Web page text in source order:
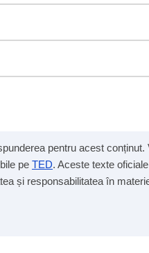
pentru acest conținut.
pe TED. Aceste texte
și responsabilitatea în